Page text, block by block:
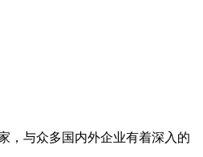
，与众多国内外企业有着深入的